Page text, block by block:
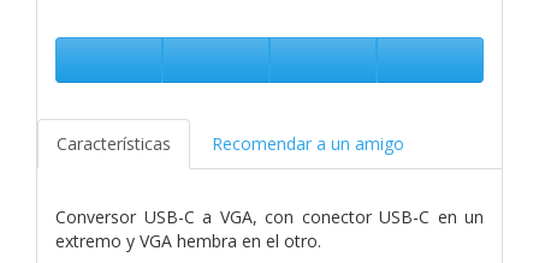
Características Recomendar a un amigo
Conversor USB-C a VGA, con conector USB-C en un
extremo y VGA hembra en el otro.